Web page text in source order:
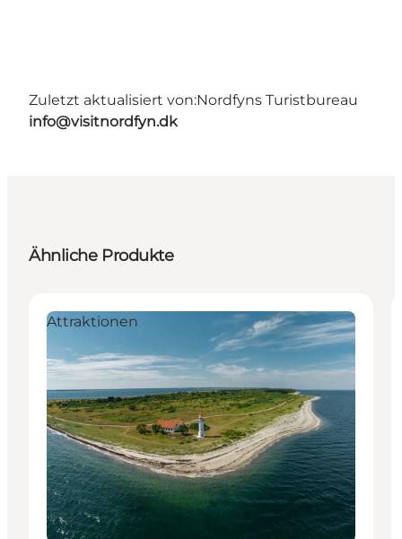
Zuletzt aktualisiert von:Nordfyns Turistbureau
info@visitnordfyn.dk
Ähnliche Produkte
Attraktionen